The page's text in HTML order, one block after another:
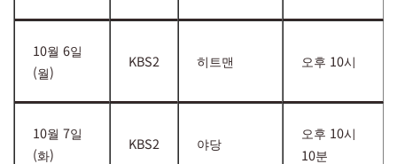
10월 6일
(월)
KBS2 히트맨 오후 10시
10월 7일
(화)
KBS2 야당
오후 10시
10분